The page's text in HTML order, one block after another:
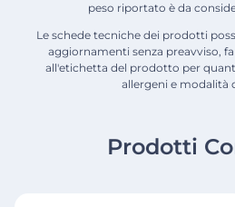
peso riportato è da
Le schede tecniche dei prodotti
aggiornamenti senza preavviso,
all'etichetta del prodotto per
allergeni e modalità
Prodotti